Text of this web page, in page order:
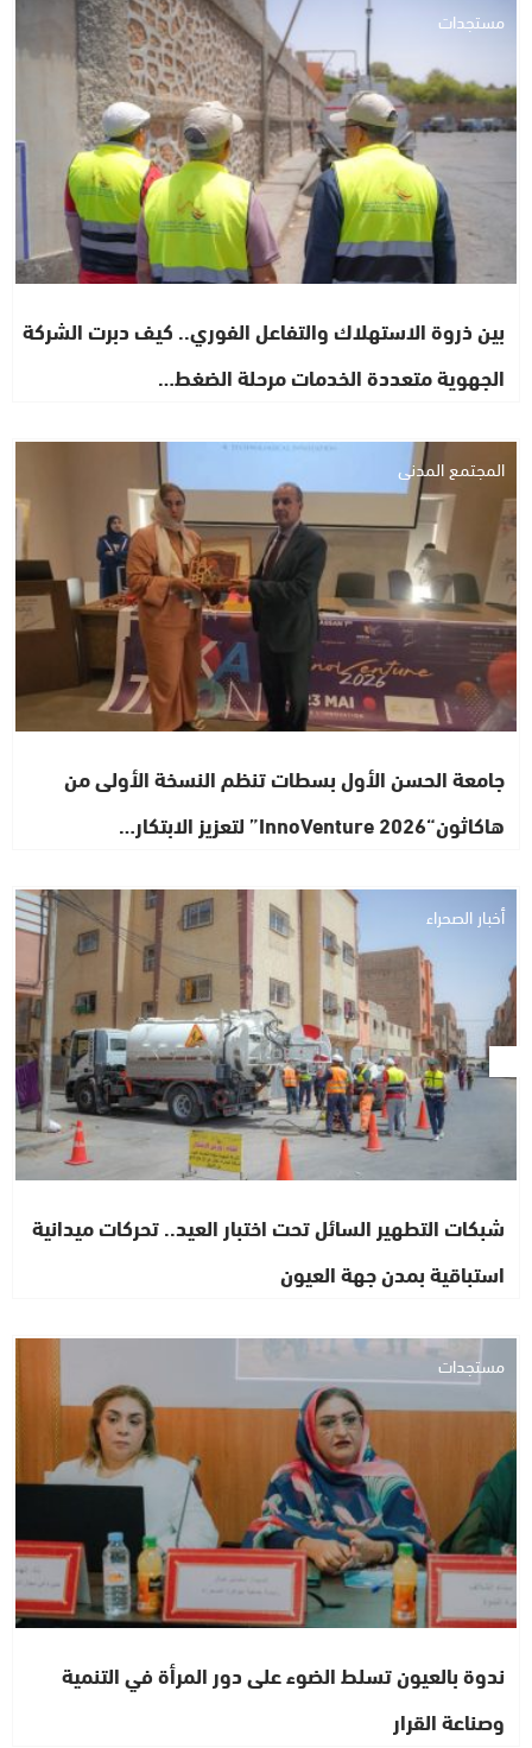
مستجدات
بين ذروة الاستهلاك والتفاعل الفوري.. كيف دبرت الشركة
الجهوية متعددة الخدمات مرحلة الضغط…
المجتمع المدني
جامعة الحسن الأول بسطات تنظم النسخة الأولى من
هاكاثون“InnoVenture 2026” لتعزيز الابتكار…
أخبار الصحراء
شبكات التطهير السائل تحت اختبار العيد.. تحركات ميدانية
استباقية بمدن جهة العيون
مستجدات
ندوة بالعيون تسلط الضوء على دور المرأة في التنمية
وصناعة القرار